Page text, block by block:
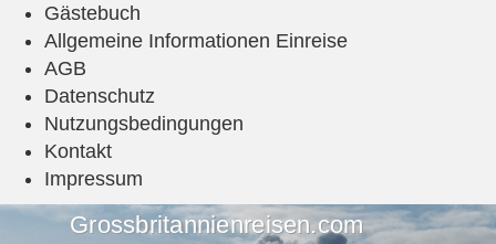
Gästebuch
Allgemeine Informationen Einreise
AGB
Datenschutz
Nutzungsbedingungen
Kontakt
Impressum
Grossbritannienreisen.com